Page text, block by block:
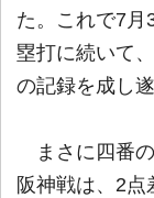
た。これで7月
塁打に続いて
の記録を成し遂
まさに四番
阪神戦は、2